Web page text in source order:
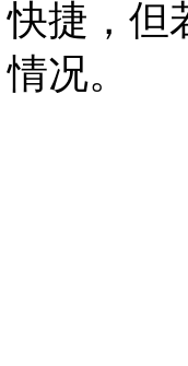
快捷，但
情况。